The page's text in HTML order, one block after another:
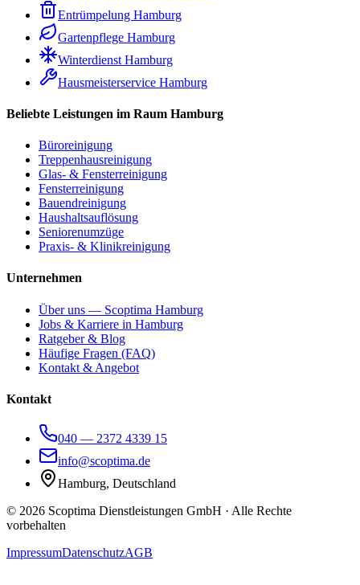
Entrümpelung Hamburg
Gartenpflege Hamburg
Winterdienst Hamburg
Hausmeisterservice Hamburg
Beliebte Leistungen im Raum Hamburg
Büroreinigung
Treppenhausreinigung
Glas- & Fensterreinigung
Fensterreinigung
Bauendreinigung
Haushaltsauflösung
Seniorenumzüge
Praxis- & Klinikreinigung
Unternehmen
Über uns — Scoptima Hamburg
Jobs & Karriere in Hamburg
Ratgeber & Blog
Häufige Fragen (FAQ)
Kontakt & Angebot
Kontakt
040 — 2372 4339 15
info@scoptima.de
Hamburg, Deutschland
© 2026 Scoptima Dienstleistungen GmbH · Alle Rechte
vorbehalten
ImpressumDatenschutzAGB